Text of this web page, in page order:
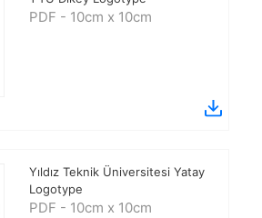
PDF - 10cm x 10cm
Yıldız Teknik Üniversitesi Yatay
Logotype
PDF - 10cm x 10cm